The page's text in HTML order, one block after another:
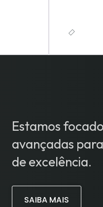
Estamos
avançadas
de excelência.
SAIBA MAIS